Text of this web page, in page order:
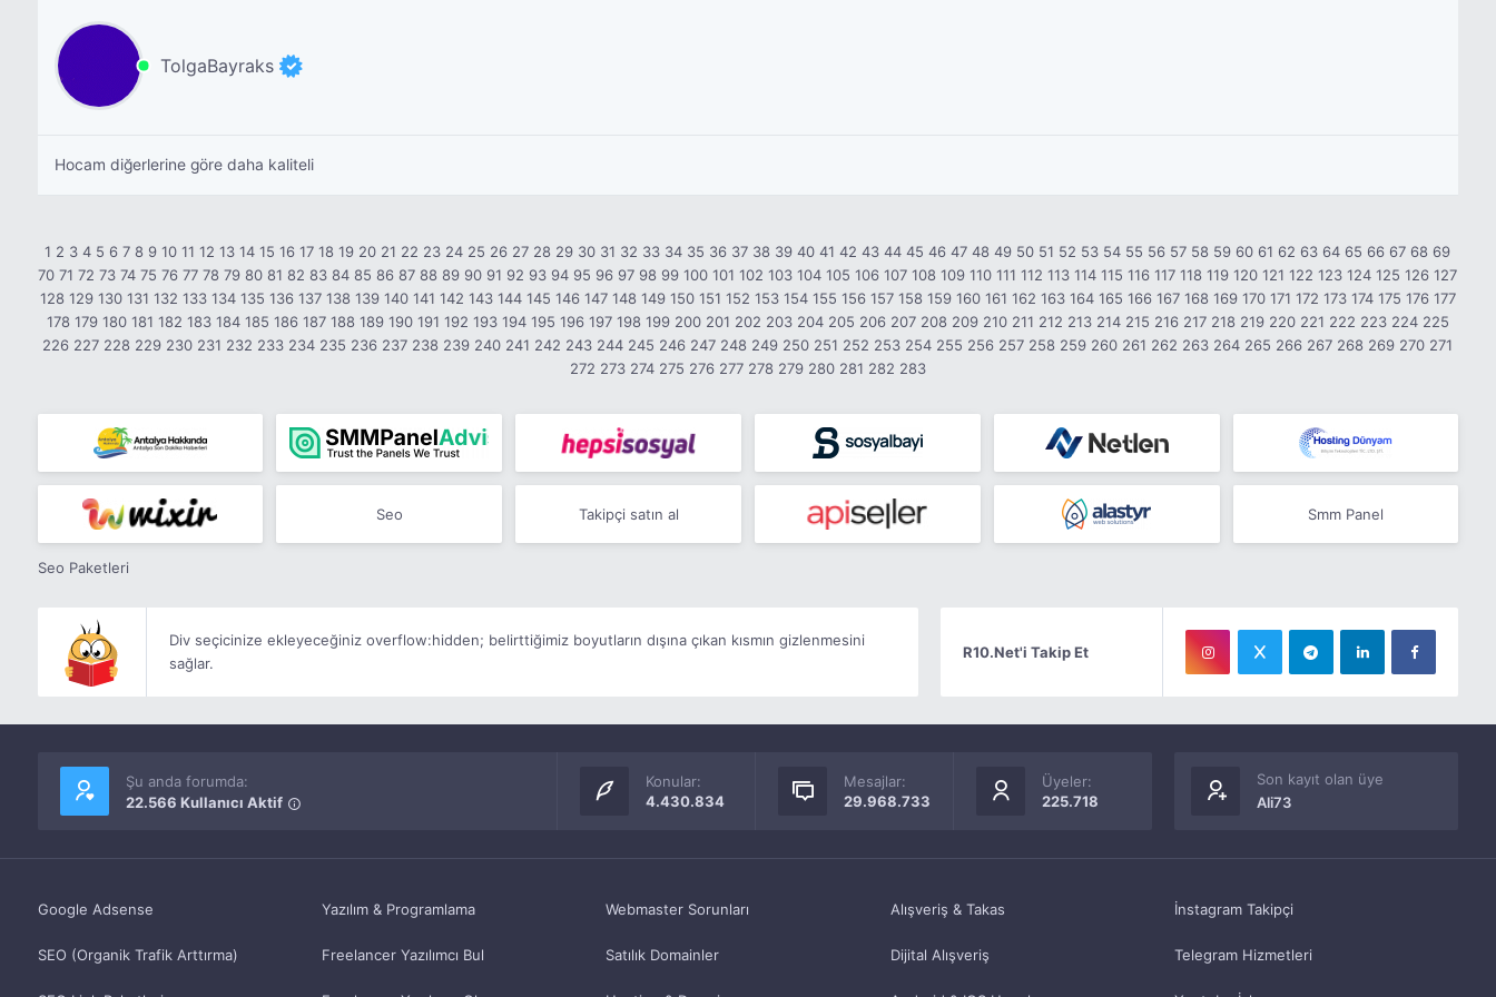
TolgaBayraks
Hocam diğerlerine göre daha kaliteli
1 2 3 4 5 6 7 8 9 10 11 12 13 14 15 16 17 18 19 20 21 22 23 24 25 26 27 28 29 30 31 32 33 34 35 36 37 38 39 40 41 42 43 44 45 46 47 48 49 50 51 52 53 54 55 56 57 58 59 60 61 62 63 64 65 66 67 68 69
70 71 72 73 74 75 76 77 78 79 80 81 82 83 84 85 86 87 88 89 90 91 92 93 94 95 96 97 98 99 100 101 102 103 104 105 106 107 108 109 110 111 112 113 114 115 116 117 118 119 120 121 122 123 124 125 126 127
128 129 130 131 132 133 134 135 136 137 138 139 140 141 142 143 144 145 146 147 148 149 150 151 152 153 154 155 156 157 158 159 160 161 162 163 164 165 166 167 168 169 170 171 172 173 174 175 176 177
178 179 180 181 182 183 184 185 186 187 188 189 190 191 192 193 194 195 196 197 198 199 200 201 202 203 204 205 206 207 208 209 210 211 212 213 214 215 216 217 218 219 220 221 222 223 224 225
226 227 228 229 230 231 232 233 234 235 236 237 238 239 240 241 242 243 244 245 246 247 248 249 250 251 252 253 254 255 256 257 258 259 260 261 262 263 264 265 266 267 268 269 270 271
272 273 274 275 276 277 278 279 280 281 282 283
Seo Takipçi satın al Smm Panel
Seo Paketleri
Div seçicinize ekleyeceğinizoverflow:hidden; belirttiğimiz boyutların dışına çıkan kısmın gizlenmesini
sağlar.
R10.Net'i Takip Et
Şu anda forumda:
22.566 Kullanıcı Aktif
Konular:
4.430.834
Mesajlar:
29.968.733
Üyeler:
225.718
Son kayıt olan üye
Ali73
Google Adsense
SEO (Organik Trafik Arttırma)
Yazılım & Programlama
Freelancer Yazılımcı Bul
Webmaster Sorunları
Satılık Domainler
Alışveriş & Takas
Dijital Alışveriş
İnstagram Takipçi
Telegram Hizmetleri